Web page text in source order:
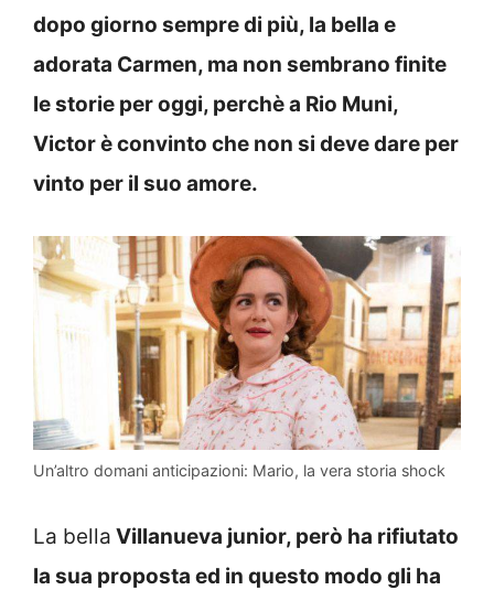
dopo giorno sempre di più, la bella e
adorata Carmen, ma non sembrano finite
le storie per oggi, perchè a Rio Muni,
Victor è convinto che non si deve dare per
vinto per il suo amore.
Un’altro domani anticipazioni: Mario, la vera storia shock
La bella Villanueva junior, però ha rifiutato
la sua proposta ed in questo modo gli ha